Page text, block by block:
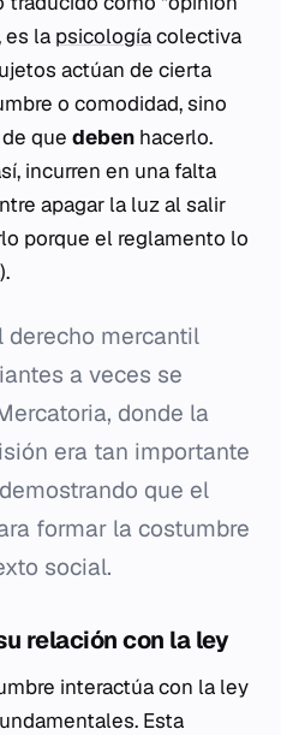
es la psicologíacolectiva
actúan de cierta
o comodidad, sino
que deben hacerlo.
incurren en una falta
apagar la luz al salir
porque el reglamento lo
derecho mercantil
a veces se
, donde la
era tan importante
que el
formar la costumbre
social.
relación con la ley
interactúa con la ley
Esta